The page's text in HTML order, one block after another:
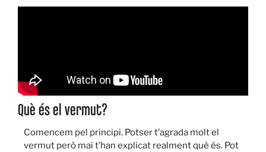
Què és el vermut?
Comencem pel principi. Potser t’agrada molt el
vermut però mai t’han explicat realment què és. Pot